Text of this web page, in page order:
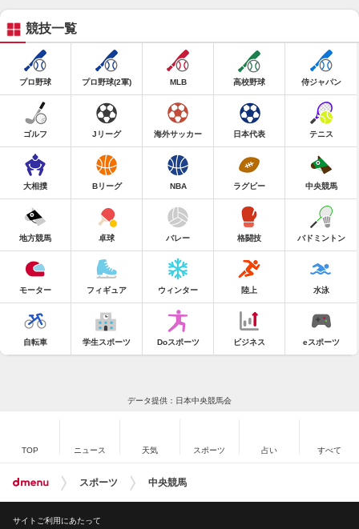
競技一覧
プロ野球 プロ野球(2軍) MLB 高校野球 侍ジャパン
ゴルフ Jリーグ 海外サッカー 日本代表 テニス
大相撲 Bリーグ NBA ラグビー 中央競馬
地方競馬 卓球 バレー 格闘技 バドミントン
モーター フィギュア ウィンター 陸上 水泳
自転車 学生スポーツ Doスポーツ ビジネス eスポーツ
データ提供：日本中央競馬会
TOP ニュース 天気 スポーツ 占い すべて
スポーツ 中央競馬
サイトご利用にあたって